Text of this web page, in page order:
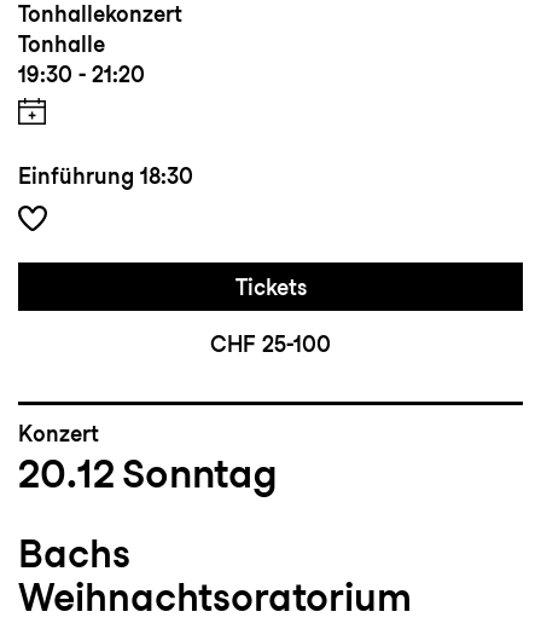
Tonhallekonzert
Tonhalle
19:30 - 21:20
Einführung 18:30
Tickets
CHF 25-100
Konzert
20.12 Sonntag
Bachs
Weihnachtsoratorium